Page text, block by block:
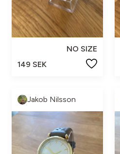
NO SIZE
149 SEK
Jakob Nilsson